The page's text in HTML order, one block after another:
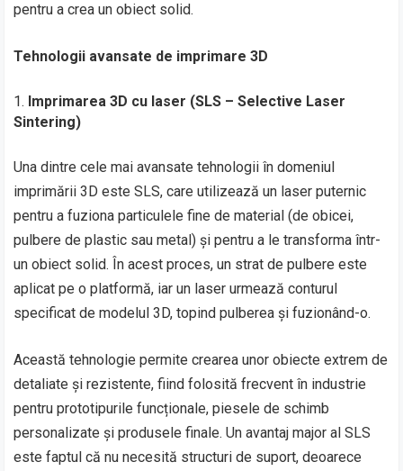
pentru a crea un obiect solid.
Tehnologii avansate de imprimare 3D
Imprimarea 3D cu laser (SLS – Selective Laser
Sintering)
Una dintre cele mai avansate tehnologii în domeniul
imprimării 3D este SLS, care utilizează un laser puternic
pentru a fuziona particulele fine de material (de obicei,
pulbere de plastic sau metal) și pentru a le transforma într-
un obiect solid. În acest proces, un strat de pulbere este
aplicat pe o platformă, iar un laser urmează conturul
specificat de modelul 3D, topind pulberea și fuzionând-o.
Această tehnologie permite crearea unor obiecte extrem de
detaliate și rezistente, fiind folosită frecvent în industrie
pentru prototipurile funcționale, piesele de schimb
personalizate și produsele finale. Un avantaj major al SLS
este faptul că nu necesită structuri de suport, deoarece